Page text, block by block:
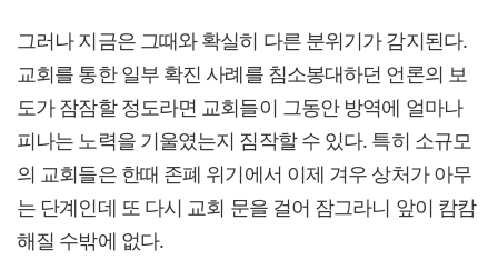
그러나 지금은 그때와 확실히 다른 분위기가 감지된다.
교회를 통한 일부 확진 사례를 침소봉대하던 언론의 보
도가 잠잠할 정도라면 교회들이 그동안 방역에 얼마나
피나는 노력을 기울였는지 짐작할 수 있다. 특히 소규모
의 교회들은 한때 존폐 위기에서 이제 겨우 상처가 아무
는 단계인데 또 다시 교회 문을 걸어 잠그라니 앞이 캄캄
해질 수밖에 없다.